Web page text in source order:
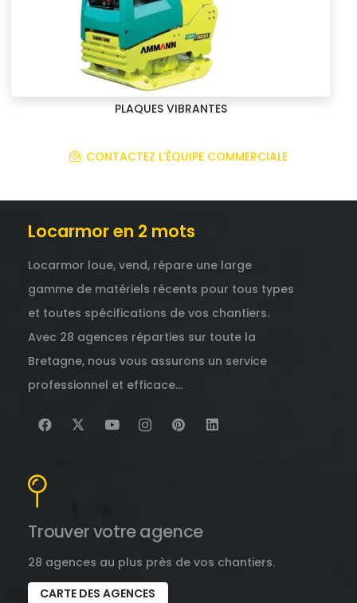
PLAQUES VIBRANTES
CONTACTEZ L’ÉQUIPE COMMERCIALE
Locarmor en 2 mots
Locarmor loue, vend, répare une large
gamme de matériels récents pour tous types
et toutes spécifications de vos chantiers.
Avec 28 agences réparties sur toute la
Bretagne, nous vous assurons un service
professionnel et efficace…
Trouver votre agence
28 agences au plus près de vos chantiers.
CARTE DES AGENCES